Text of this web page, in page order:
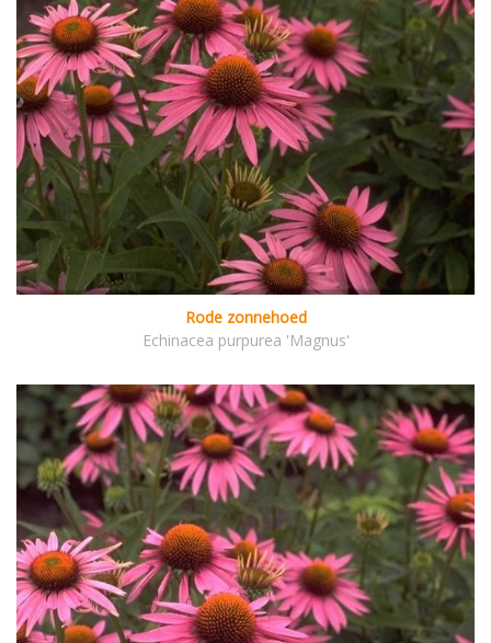
Rode zonnehoed
Echinacea purpurea 'Magnus'